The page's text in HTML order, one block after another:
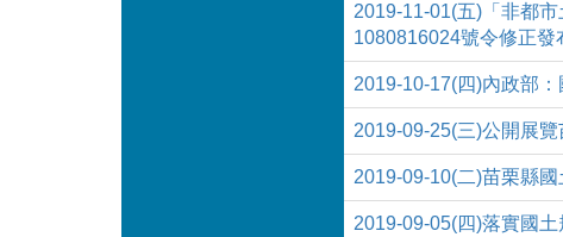
2019-11-01(五)「非都
1080816024號令修正發
2019-10-17(四)內政部
2019-09-25(三)公開展
2019-09-10(二)苗栗縣
2019-09-05(四)落實國